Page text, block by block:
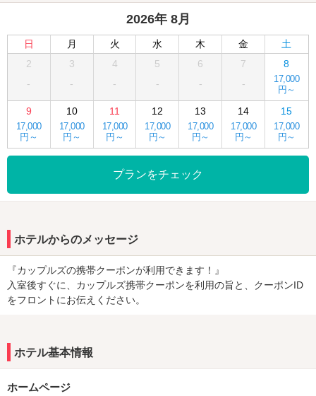
のＶＩＰルームなど趣向を凝らしたお部屋と、評判の食事メニュー
が自慢。季節感あふれるK'sグループオリジナルの創作料理やサービ
スとして、ウェルカムドリンクやウェルカムフードが大人気！ショ
ートタイムがお得に利用できる合い言葉【ショート】や、大勢でパ
ーティーが出来る【女子会プラン】などクーポンの利用よりお得な
2026年 8月
日 月 火 水 木 金
土
2
-
3
-
4
-
5
-
6
-
7
-
8
17,000
円～
9
17,000
円～
10
17,000
円～
11
17,000
円～
12
17,000
円～
13
17,000
円～
14
17,000
円～
15
17,000
円～
プランをチェック
ホテルからのメッセージ
『カップルズの携帯クーポンが利用できます！』
入室後すぐに、カップルズ携帯クーポンを利用の旨と、クーポンID
をフロントにお伝えください。
ホテル基本情報
ホームページ